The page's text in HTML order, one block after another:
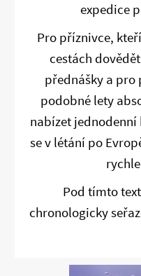
expedice
Pro příznivce,
cestách
přednášky a
podobné lety
nabízet
se v létání po
Pod tímto
chronologicky